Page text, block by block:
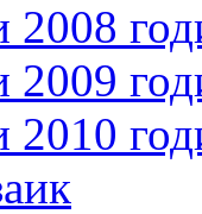
2008
2009
2010